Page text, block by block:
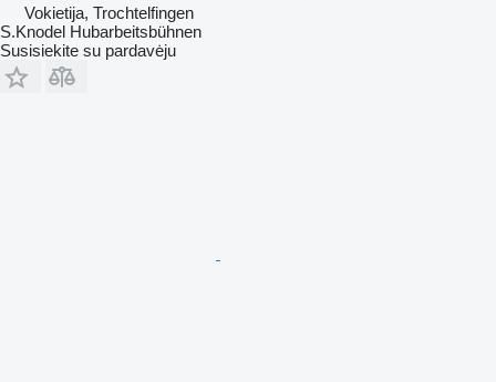
Vokietija, Trochtelfingen
S.Knodel Hubarbeitsbühnen
Susisiekite su pardavėju